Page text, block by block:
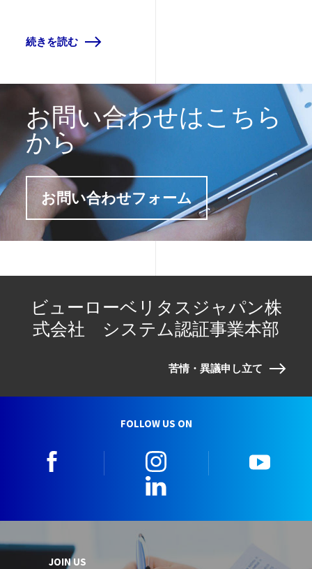
続きを読む
お問い合わせはこちら
から
お問い合わせフォーム
ビューローベリタスジャパン株
式会社 システム認証事業本部
苦情・異議申し立て
FOLLOW US ON
JOIN US